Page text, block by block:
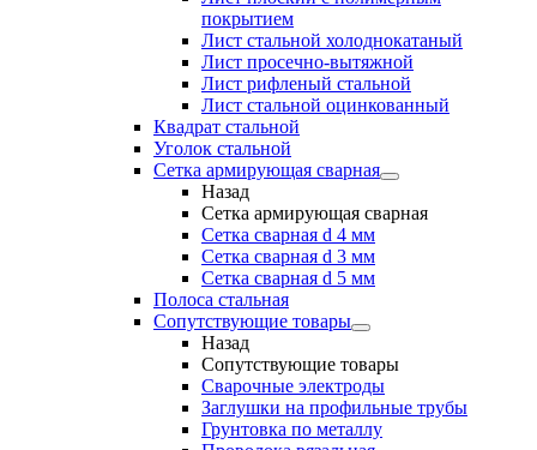
покрытием
Лист стальной холоднокатаный
Лист просечно-вытяжной
Лист рифленый стальной
Лист стальной оцинкованный
Квадрат стальной
Уголок стальной
Сетка армирующая сварная
Назад
Сетка армирующая сварная
Сетка сварная d 4 мм
Сетка сварная d 3 мм
Сетка сварная d 5 мм
Полоса стальная
Сопутствующие товары
Назад
Сопутствующие товары
Сварочные электроды
Заглушки на профильные трубы
Грунтовка по металлу